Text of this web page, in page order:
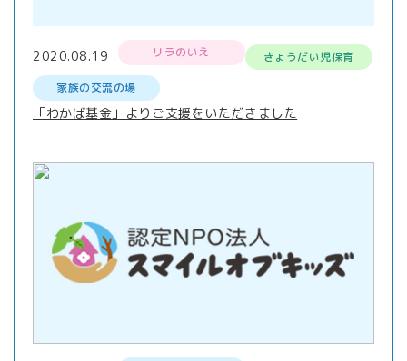
2020.08.19 リラのいえ
きょうだい児保育
家族の交流の場
「わかば基金」よりご支援をいただきました